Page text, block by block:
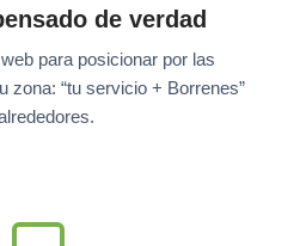
de verdad
para posicionar por las
zona: “tu servicio + Borrenes”